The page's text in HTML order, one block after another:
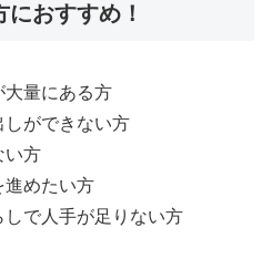
おすすめ！
大量にある方
しができない方
い方
進めたい方
しで人手が足りない方